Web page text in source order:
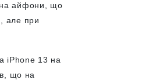
на айфони, що
але при
iPhone 13 на
що на